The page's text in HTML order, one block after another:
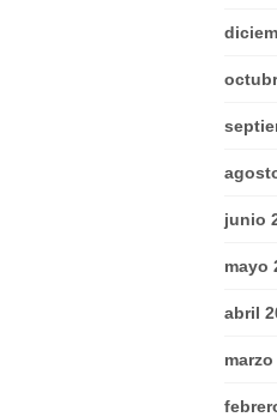
junio
mayo
abril
marzo